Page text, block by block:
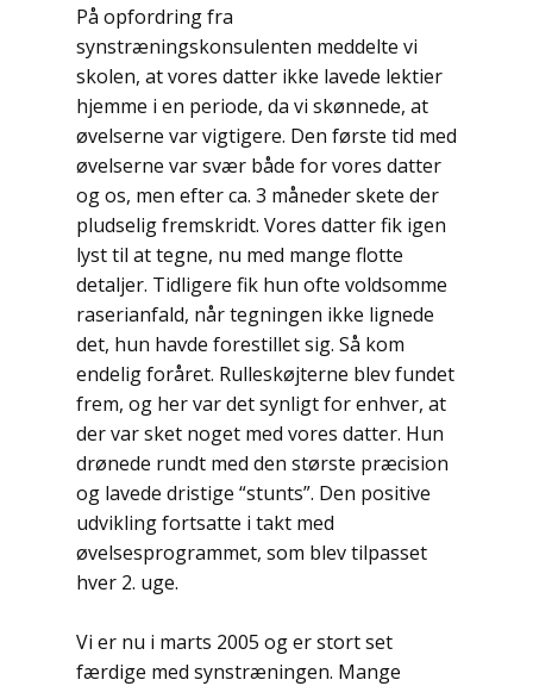
På opfordring fra
synstræningskonsulenten meddelte vi
skolen, at vores datter ikke lavede lektier
hjemme i en periode, da vi skønnede, at
øvelserne var vigtigere. Den første tid med
øvelserne var svær både for vores datter
og os, men efter ca. 3 måneder skete der
pludselig fremskridt. Vores datter fik igen
lyst til at tegne, nu med mange flotte
detaljer. Tidligere fik hun ofte voldsomme
raserianfald, når tegningen ikke lignede
det, hun havde forestillet sig. Så kom
endelig foråret. Rulleskøjterne blev fundet
frem, og her var det synligt for enhver, at
der var sket noget med vores datter. Hun
drønede rundt med den største præcision
og lavede dristige “stunts”. Den positive
udvikling fortsatte i takt med
øvelsesprogrammet, som blev tilpasset
hver 2. uge.
Vi er nu i marts 2005 og er stort set
færdige med synstræningen. Mange